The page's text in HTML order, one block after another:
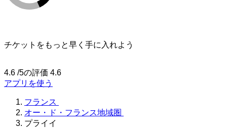
チケットをもっと早く手に入れよう
4.6 /5の評価 4.6
アプリを使う
フランス
オー・ド・フランス地域圏
プライイ